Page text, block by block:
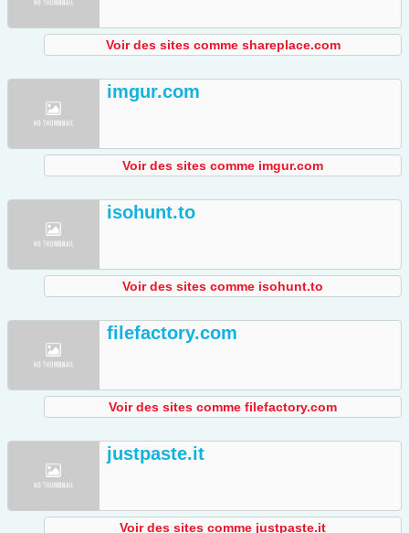
Voir des sites comme shareplace.com
imgur.com
Voir des sites comme imgur.com
isohunt.to
Voir des sites comme isohunt.to
filefactory.com
Voir des sites comme filefactory.com
justpaste.it
Voir des sites comme justpaste.it